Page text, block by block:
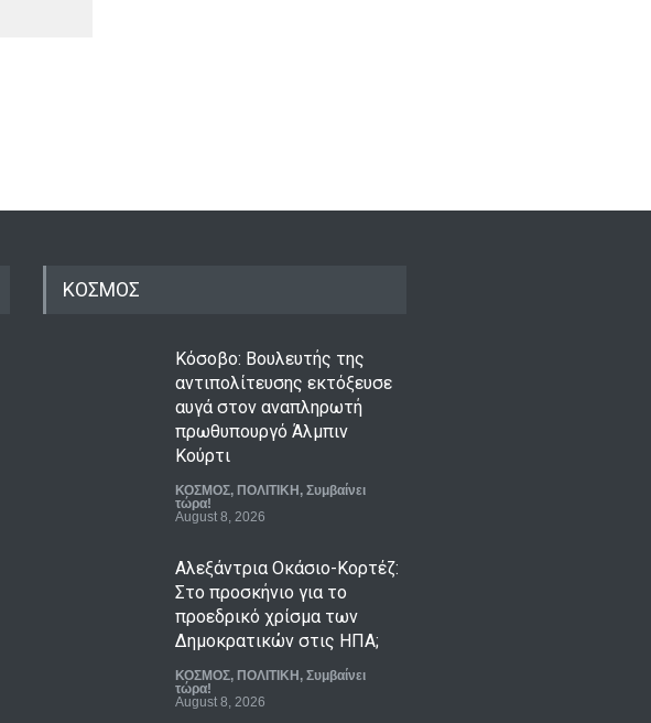
ΚΟΣΜΟΣ
Κόσοβο: Βουλευτής της
αντιπολίτευσης εκτόξευσε
αυγά στον αναπληρωτή
πρωθυπουργό Άλμπιν
Κούρτι
ΚΟΣΜΟΣ, ΠΟΛΙΤΙΚΗ , Συμβαίνει
τώρα!
August 8, 2026
Αλεξάντρια Οκάσιο-Κορτέζ:
Στο προσκήνιο για το
προεδρικό χρίσμα των
Δημοκρατικών στις ΗΠΑ;
ΚΟΣΜΟΣ, ΠΟΛΙΤΙΚΗ , Συμβαίνει
τώρα!
August 8, 2026